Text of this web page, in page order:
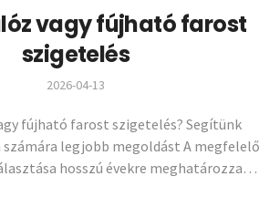
vagy fújható farost
szigetelés
2026-04-13
fújható farost szigetelés? Segítünk
legjobb megoldást A megfelelő
hosszú évekre meghatározza…